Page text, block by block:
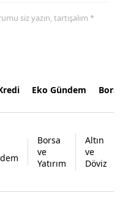
siz yazın, tartışalım *
Eko Gündem
Borsa
ve
Yatırım
Altın
ve
Döviz